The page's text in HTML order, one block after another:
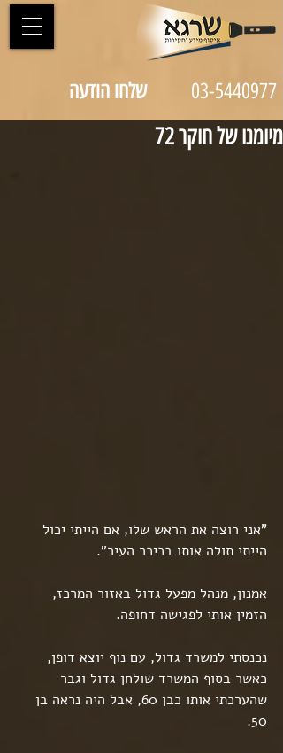
03-5440977 שלחו הודעה
מיומנו של חוקר 72
"אני רוצה את הראש שלו, אם הייתי יכול
הייתי תולה אותו בכיכר העיר".
אמנון, מנהל מפעל גדול באזור המרכז,
הזמין אותי לפגישה דחופה.
נכנסתי למשרד גדול, עם נוף יוצא דופן,
כאשר בסוף המשרד שולחן גדול וגבר
שהערכתי אותו כבן 60, אבל היה נראה בן
50.